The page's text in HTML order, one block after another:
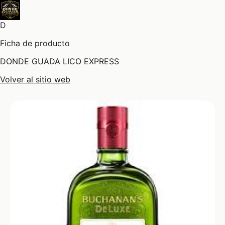
D
Ficha de producto
DONDE GUADA LICO EXPRESS
Volver al sitio web